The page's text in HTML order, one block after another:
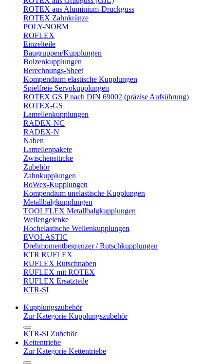
ROTEX aus Aluminium-Druckguss
ROTEX Zahnkränze
POLY-NORM
ROFLEX
Einzelteile
Baugruppen/Kupplungen
Bolzenkupplungen
Berechnungs-Sheet
Kompendium elastische Kupplungen
Spielfreie Servokupplungen
ROTEX GS P nach DIN 69002 (präzise Aufsührung)
ROTEX-GS
Lamellenkupplungen
RADEX-NC
RADEX-N
Naben
Lamellenpakete
Zwischenstücke
Zubehör
Zahnkupplungen
BoWex-Kupplungen
Kompendium unelastische Kupplungen
Metallbalgkupplungen
TOOLFLEX Metallbalgkupplungen
Wellengelenke
Hochelastische Wellenkupplungen
EVOLASTIC
Drehmomentbegrenzer / Rutschkupplungen
KTR RUFLEX
RUFLEX Rutschnaben
RUFLEX mit ROTEX
RUFLEX Ersatzteile
KTR-SI
Kupplungszubehör
Zur Kategorie Kupplungszubehör
KTR-SI Zubehör
Kettentriebe
Zur Kategorie Kettentriebe